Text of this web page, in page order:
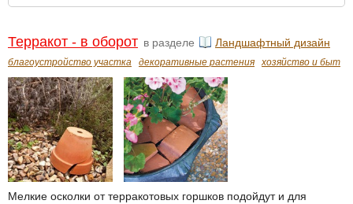
Терракот - в оборот в разделе Ландшафтный дизайн
благоустройство участка декоративные растения хозяйство и быт
Мелкие осколки от терракотовых горшков подойдут и для